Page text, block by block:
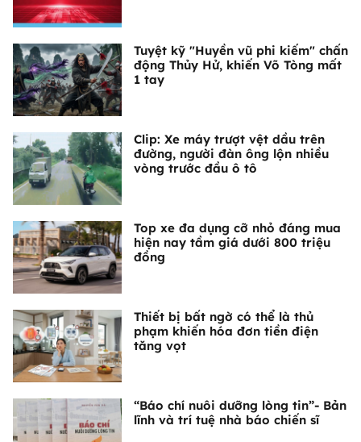
Tuyệt kỹ "Huyền vũ phi kiếm" chấn
động Thủy Hử, khiến Võ Tòng mất
1 tay
Clip: Xe máy trượt vệt dầu trên
đường, người đàn ông lộn nhiều
vòng trước đầu ô tô
Top xe đa dụng cỡ nhỏ đáng mua
hiện nay tầm giá dưới 800 triệu
đồng
Thiết bị bất ngờ có thể là thủ
phạm khiến hóa đơn tiền điện
tăng vọt
“Báo chí nuôi dưỡng lòng tin”- Bản
lĩnh và trí tuệ nhà báo chiến sĩ